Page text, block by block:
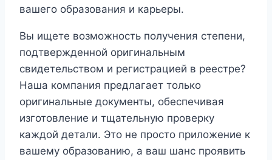
вашего образования и карьеры.
Вы ищете возможность получения степени,
подтвержденной оригинальным
свидетельством и регистрацией в реестре?
Наша компания предлагает только
оригинальные документы, обеспечивая
изготовление и тщательную проверку
каждой детали. Это не просто приложение к
вашему образованию, а ваш шанс проявить